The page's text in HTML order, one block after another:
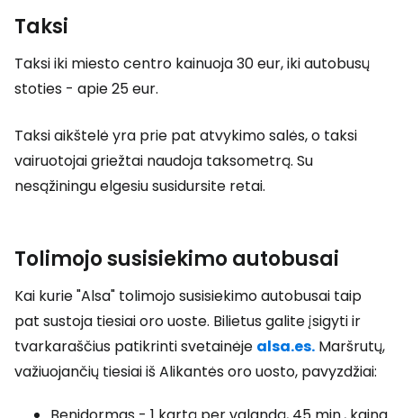
Taksi
Taksi iki miesto centro kainuoja 30 eur, iki autobusų
stoties - apie 25 eur.
Taksi aikštelė yra prie pat atvykimo salės, o taksi
vairuotojai griežtai naudoja taksometrą. Su
nesąžiningu elgesiu susidursite retai.
Tolimojo susisiekimo autobusai
Kai kurie "Alsa" tolimojo susisiekimo autobusai taip
pat sustoja tiesiai oro uoste. Bilietus galite įsigyti ir
tvarkaraščius patikrinti svetainėje alsa.es. Maršrutų,
važiuojančių tiesiai iš Alikantės oro uosto, pavyzdžiai: